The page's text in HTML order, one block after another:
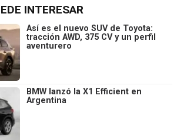
INTERESAR
Así es el nuevo SUV de Toyota:
tracción AWD, 375 CV y un perfil
aventurero
BMW lanzó la X1 Efficient en
Argentina